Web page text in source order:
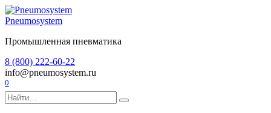
Перейти
к
Pneumosystem
Промышленная пневматика
8 (800) 222-60-22
info@pneumosystem.ru
0
Search
for: